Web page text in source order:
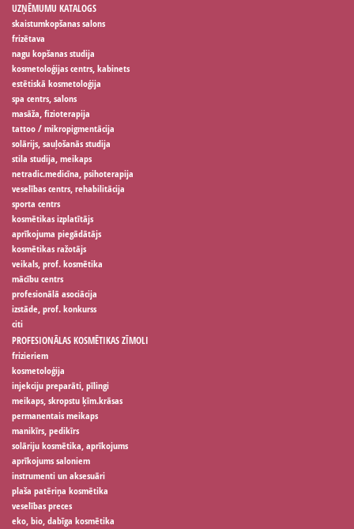
UZŅĒMUMU KATALOGS
skaistumkopšanas salons
frizētava
nagu kopšanas studija
kosmetoloģijas centrs, kabinets
estētiskā kosmetoloģija
spa centrs, salons
masāža, fizioterapija
tattoo / mikropigmentācija
solārijs, sauļošanās studija
stila studija, meikaps
netradic.medicīna, psihoterapija
veselības centrs, rehabilitācija
sporta centrs
kosmētikas izplatītājs
aprīkojuma piegādātājs
kosmētikas ražotājs
veikals, prof. kosmētika
mācību centrs
profesionālā asociācija
izstāde, prof. konkurss
citi
PROFESIONĀLAS KOSMĒTIKAS ZĪMOLI
frizieriem
kosmetoloģija
injekciju preparāti, pīlingi
meikaps, skropstu ķīm.krāsas
permanentais meikaps
manikīrs, pedikīrs
solāriju kosmētika, aprīkojums
aprīkojums saloniem
instrumenti un aksesuāri
plaša patēriņa kosmētika
veselības preces
eko, bio, dabīga kosmētika